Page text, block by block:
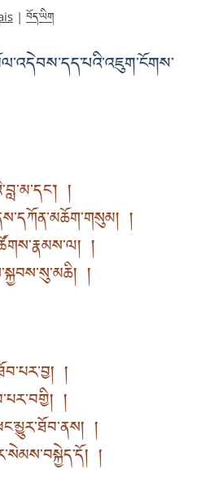
| བོད་ཡིག
།
།
།
།
།
།
།
།